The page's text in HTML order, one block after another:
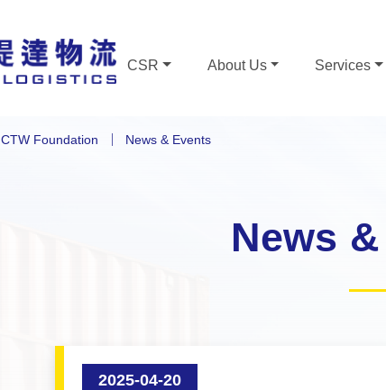
CSR About Us Services
CTW Foundation News & Events
News
2025-04-20